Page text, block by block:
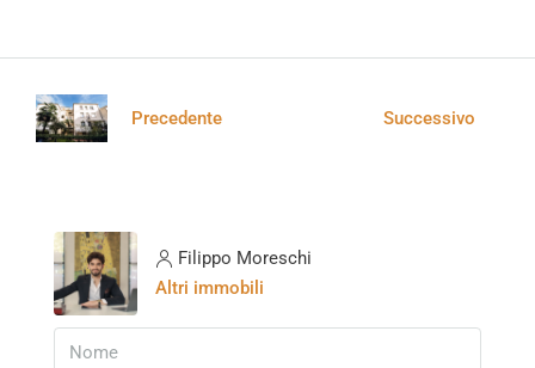
Precedente Successivo
Filippo Moreschi
Altri immobili